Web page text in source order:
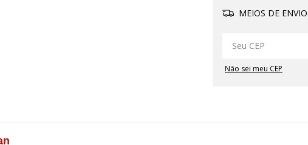
MEIOS DE ENVIO
Não sei meu CEP